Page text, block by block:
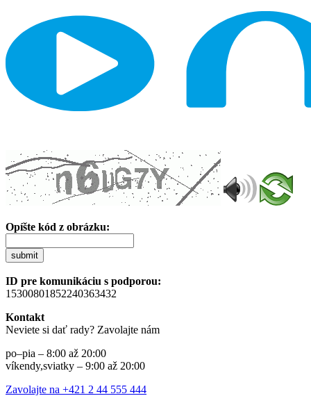
Opíšte kód z obrázku:
submit
ID pre komunikáciu s podporou:
15300801852240363432
Kontakt
Neviete si dať rady? Zavolajte nám
po–pia – 8:00 až 20:00
víkendy,sviatky – 9:00 až 20:00
Zavolajte na +421 2 44 555 444